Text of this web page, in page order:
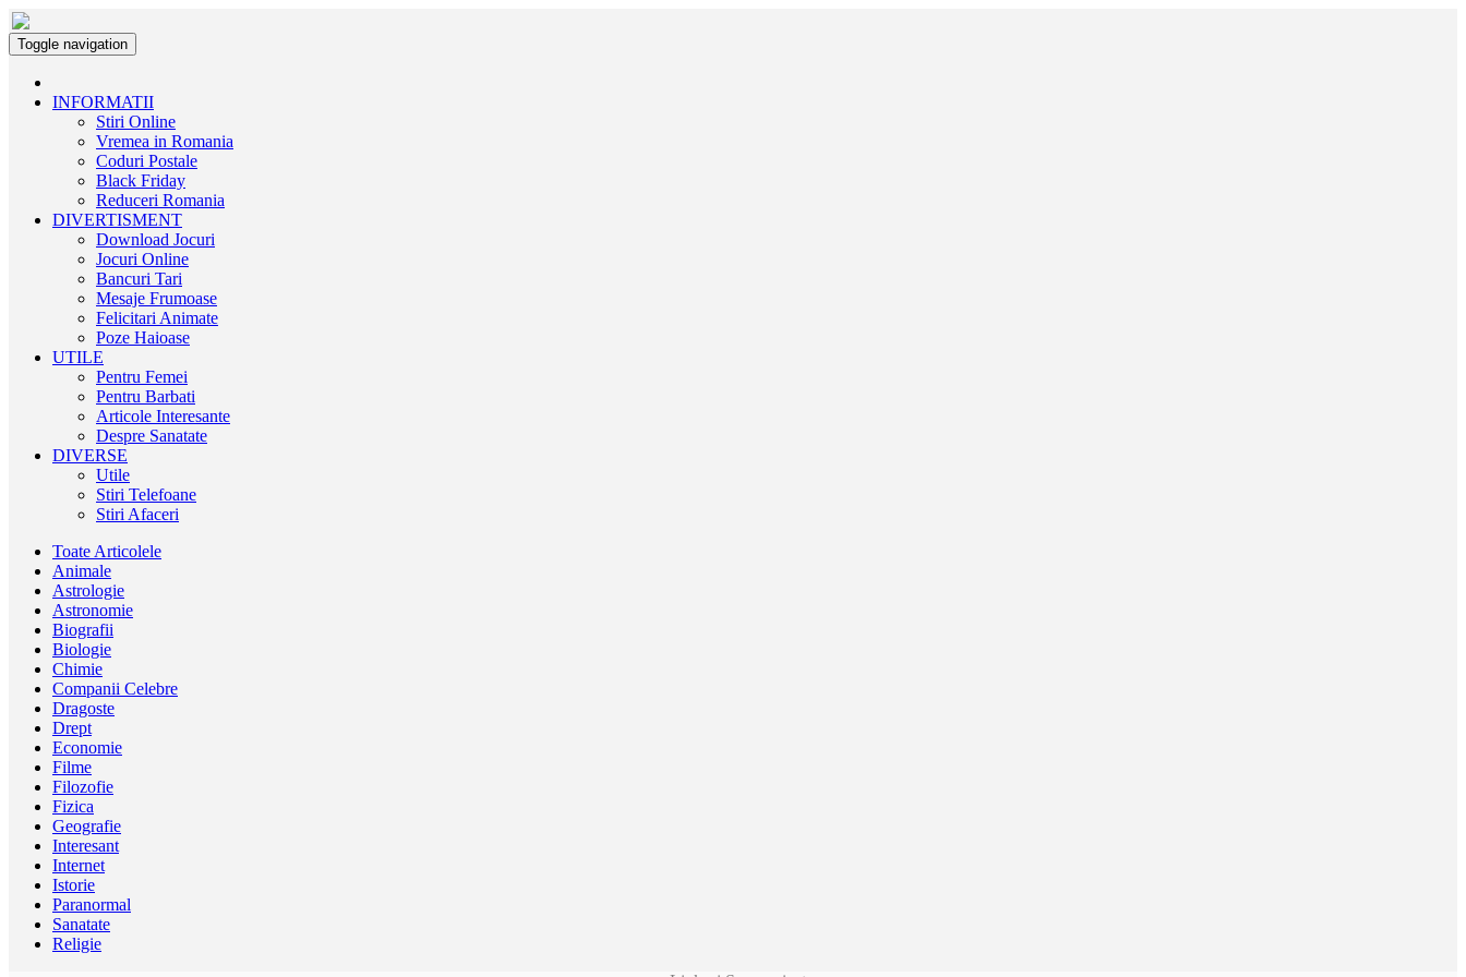
Toggle navigation
INFORMATII
Stiri Online
Vremea in Romania
Coduri Postale
Black Friday
Reduceri Romania
DIVERTISMENT
Download Jocuri
Jocuri Online
Bancuri Tari
Mesaje Frumoase
Felicitari Animate
Poze Haioase
UTILE
Pentru Femei
Pentru Barbati
Articole Interesante
Despre Sanatate
DIVERSE
Utile
Stiri Telefoane
Stiri Afaceri
Toate Articolele
Animale
Astrologie
Astronomie
Biografii
Biologie
Chimie
Companii Celebre
Dragoste
Drept
Economie
Filme
Filozofie
Fizica
Geografie
Interesant
Internet
Istorie
Paranormal
Sanatate
Religie